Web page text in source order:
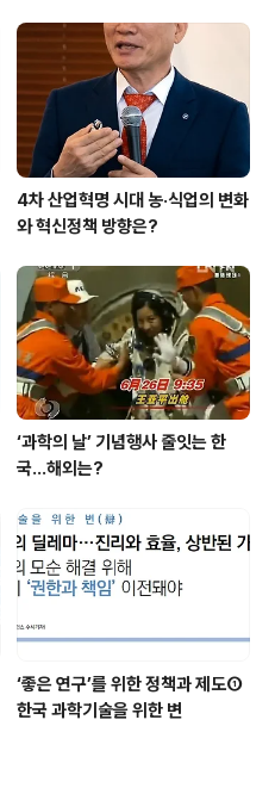
4차 산업혁명 시대 농·식업의 변화
와 혁신정책 방향은?
‘과학의 날’ 기념행사 줄잇는 한
국…해외는?
‘좋은 연구’를 위한 정책과 제도①
한국 과학기술을 위한 변